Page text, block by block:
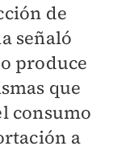
de
señaló
produce
que
consumo
a